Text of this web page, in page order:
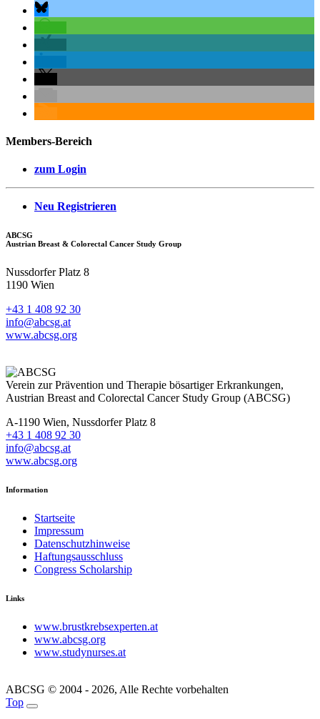
Members-Bereich
zum Login
Neu Registrieren
ABCSG
Austrian Breast & Colorectal Cancer Study Group
Nussdorfer Platz 8
1190 Wien
+43 1 408 92 30
info@abcsg.at
www.abcsg.org
Verein zur Prävention und Therapie bösartiger Erkrankungen,
Austrian Breast and Colorectal Cancer Study Group (ABCSG)
A-1190 Wien, Nussdorfer Platz 8
+43 1 408 92 30
info@abcsg.at
www.abcsg.org
Information
Startseite
Impressum
Datenschutzhinweise
Haftungsausschluss
Congress Scholarship
Links
www.brustkrebsexperten.at
www.abcsg.org
www.studynurses.at
ABCSG © 2004 - 2026, Alle Rechte vorbehalten
Top